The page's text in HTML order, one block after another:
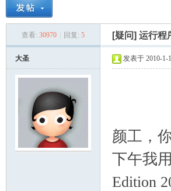
› ›
查看: 30970 回复: 5 [疑问] 运行程
大圣 发表于 2010-1-
颜工，
下午我
Edition